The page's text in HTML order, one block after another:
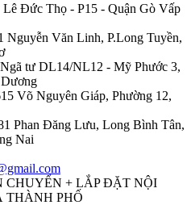
Lê Đức Thọ - P15 - Quận Gò Vấp
Nguyễn Văn Linh, P.Long Tuyền,
tư DL14/NL12 - Mỹ Phước 3,
Võ Nguyên Giáp, Phường 12,
Phan Đăng Lưu, Long Bình Tân,
Nai
CHUYỂN + LẮP ĐẶT NỘI
THÀNH PHỐ